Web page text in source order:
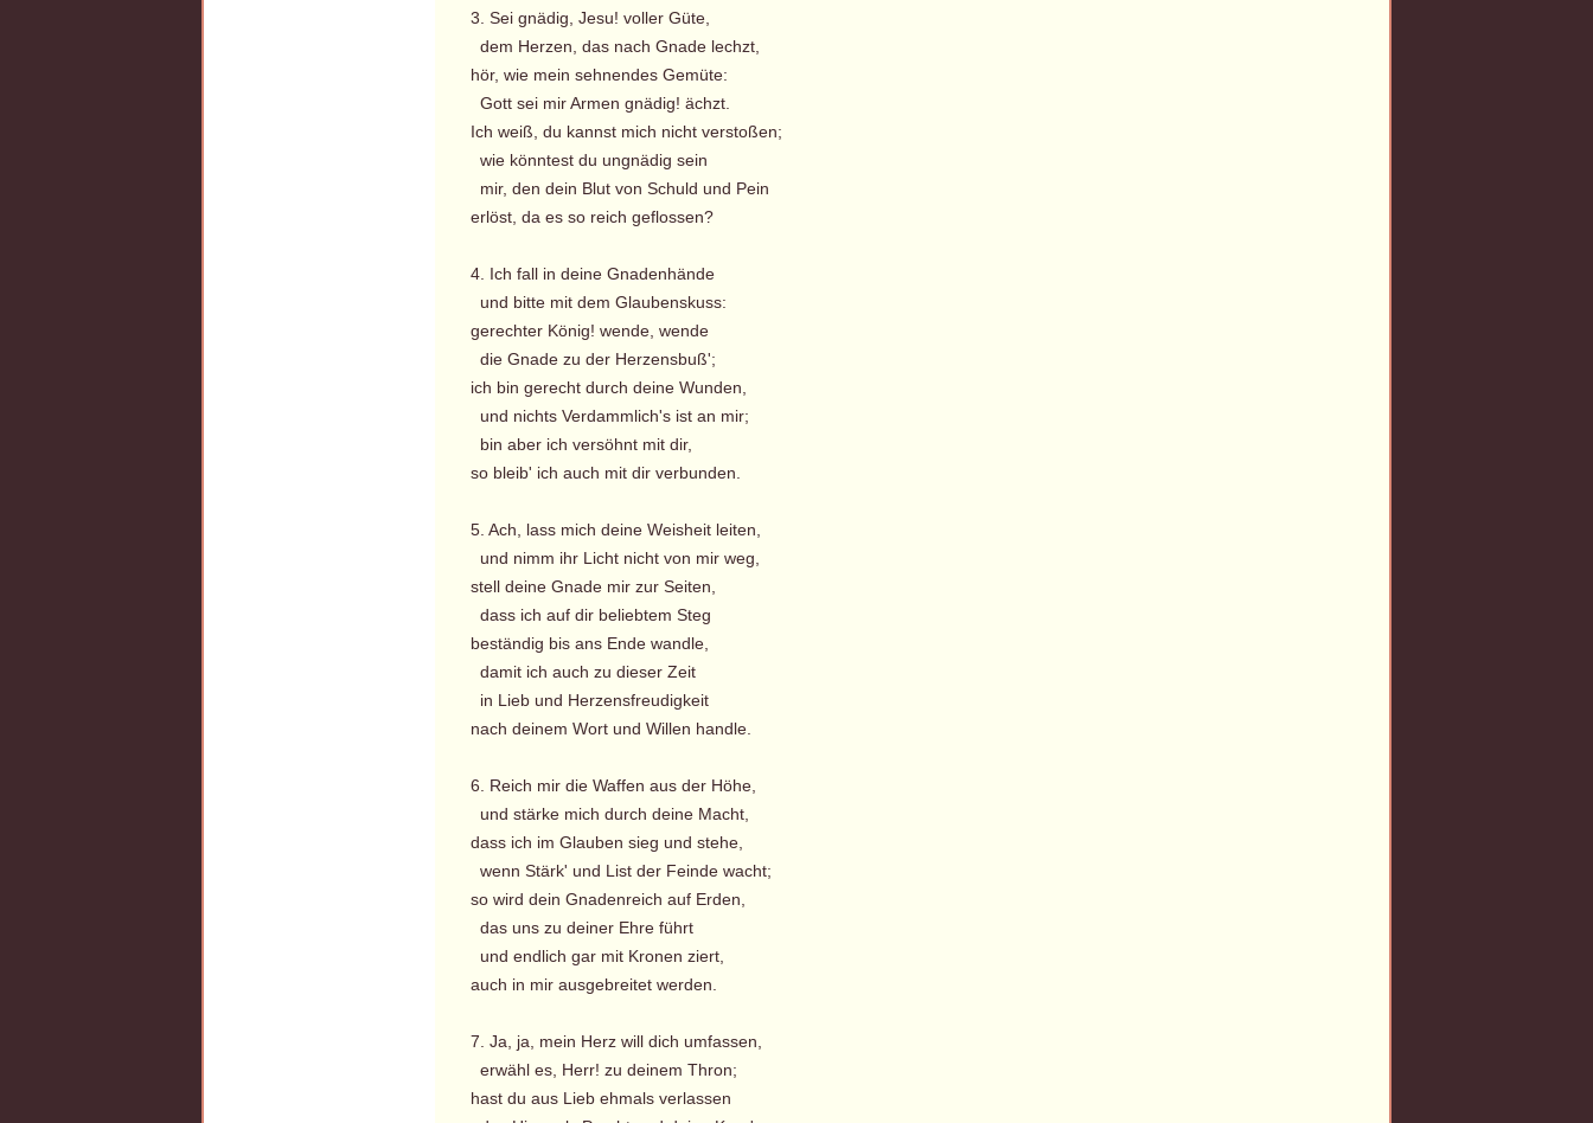
3. Sei gnädig, Jesu! voller Güte,
dem Herzen, das nach Gnade lechzt,
hör, wie mein sehnendes Gemüte:
Gott sei mir Armen gnädig! ächzt.
Ich weiß, du kannst mich nicht verstoßen;
wie könntest du ungnädig sein
mir, den dein Blut von Schuld und Pein
erlöst, da es so reich geflossen?
4. Ich fall in deine Gnadenhände
und bitte mit dem Glaubenskuss:
gerechter König! wende, wende
die Gnade zu der Herzensbuß';
ich bin gerecht durch deine Wunden,
und nichts Verdammlich's ist an mir;
bin aber ich versöhnt mit dir,
so bleib' ich auch mit dir verbunden.
5. Ach, lass mich deine Weisheit leiten,
und nimm ihr Licht nicht von mir weg,
stell deine Gnade mir zur Seiten,
dass ich auf dir beliebtem Steg
beständig bis ans Ende wandle,
damit ich auch zu dieser Zeit
in Lieb und Herzensfreudigkeit
nach deinem Wort und Willen handle.
6. Reich mir die Waffen aus der Höhe,
und stärke mich durch deine Macht,
dass ich im Glauben sieg und stehe,
wenn Stärk' und List der Feinde wacht;
so wird dein Gnadenreich auf Erden,
das uns zu deiner Ehre führt
und endlich gar mit Kronen ziert,
auch in mir ausgebreitet werden.
7. Ja, ja, mein Herz will dich umfassen,
erwähl es, Herr! zu deinem Thron;
hast du aus Lieb ehmals verlassen